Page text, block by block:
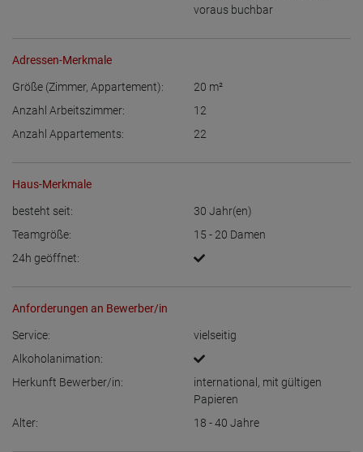
voraus buchbar
Adressen-Merkmale
Größe (Zimmer, Appartement): 20 m²
Anzahl Arbeitszimmer:
12
Anzahl Appartements:
22
Haus-Merkmale
besteht seit: 30 Jahr(en)
Teamgröße:
15 - 20 Damen
24h geöffnet:
Anforderungen an Bewerber/in
Service:
vielseitig
Alkoholanimation:
Herkunft Bewerber/in:
international, mit gültigen
Papieren
Alter:
18 - 40 Jahre